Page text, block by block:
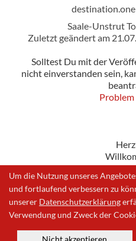
destination.one
Saale-Unstrut
Zuletzt geändert am
Solltest Du mit der
nicht einverstanden sein,
Problem
Impressum|
Um die Nutzung unseres
und fortlaufend verbessern zu
unserer Datenschutzerklärung
Verwendung und Zweck der